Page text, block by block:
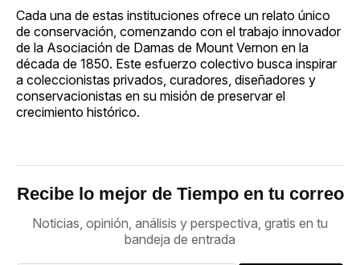
Cada una de estas instituciones ofrece un relato único
de conservación, comenzando con el trabajo innovador
de la Asociación de Damas de Mount Vernon en la
década de 1850. Este esfuerzo colectivo busca inspirar
a coleccionistas privados, curadores, diseñadores y
conservacionistas en su misión de preservar el
crecimiento histórico.
Recibe lo mejor de Tiempo en tu correo
Noticias, opinión, análisis y perspectiva, gratis en tu
bandeja de entrada